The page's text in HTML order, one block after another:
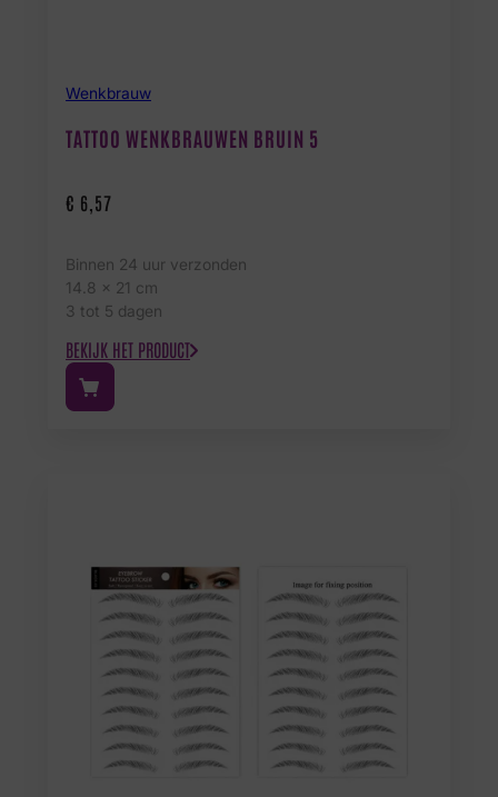
Wenkbrauw
TATTOO WENKBRAUWEN BRUIN 5
€ 6,57
Binnen 24 uur verzonden
14.8 x 21 cm
3 tot 5 dagen
BEKIJK HET PRODUCT